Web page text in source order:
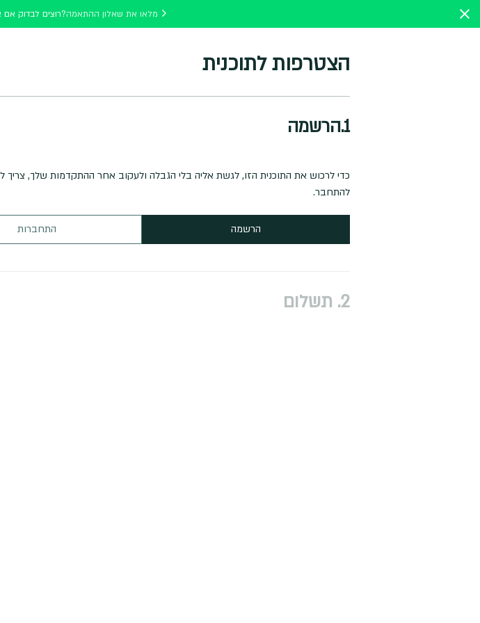
רוצים לבדוק אם אתם מתאימים למועדון חדר כושר לצילום?
הצטרפות לתוכנית
1.הרשמה
כדי לרכוש את התוכנית הזו, לגשת אליה בלי הגבלה ולעקוב אחר ההתקדמות שלך, צריך
להתחבר.
הרשמה התחברות
2. תשלום